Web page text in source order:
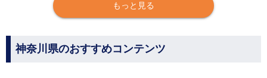
もっと見る
神奈川県のおすすめコンテンツ